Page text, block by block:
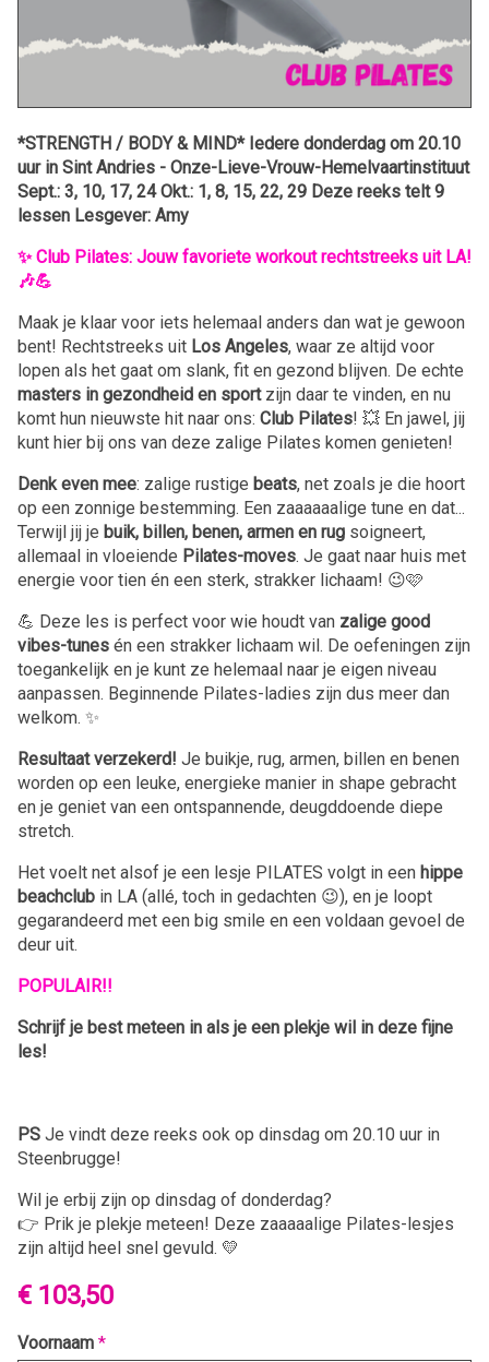
*STRENGTH / BODY & MIND* Iedere donderdag om 20.10
uur in Sint Andries - Onze-Lieve-Vrouw-Hemelvaartinstituut
Sept.: 3, 10, 17, 24 Okt.: 1, 8, 15, 22, 29 Deze reeks telt 9
lessen Lesgever: Amy
✨ Club Pilates: Jouw favoriete workout rechtstreeks uit LA!
🎶💪
Maak je klaar voor iets helemaal anders dan wat je gewoon
bent! Rechtstreeks uit Los Angeles, waar ze altijd voor
lopen als het gaat om slank, fit en gezond blijven. De echte
masters in gezondheid en sport zijn daar te vinden, en nu
komt hun nieuwste hit naar ons: Club Pilates! 💥 En jawel, jij
kunt hier bij ons van deze zalige Pilates komen genieten!
Denk even mee: zalige rustige beats, net zoals je die hoort
op een zonnige bestemming. Een zaaaaaalige tune en dat...
Terwijl jij je buik, billen, benen, armen en rug soigneert,
allemaal in vloeiende Pilates-moves. Je gaat naar huis met
energie voor tien én een sterk, strakker lichaam! 😉🩷
💪 Deze les is perfect voor wie houdt van zalige good
vibes-tunes én een strakker lichaam wil. De oefeningen zijn
toegankelijk en je kunt ze helemaal naar je eigen niveau
aanpassen. Beginnende Pilates-ladies zijn dus meer dan
welkom. ✨
Resultaat verzekerd! Je buikje, rug, armen, billen en benen
worden op een leuke, energieke manier in shape gebracht
en je geniet van een ontspannende, deugddoende diepe
stretch.
Het voelt net alsof je een lesje PILATES volgt in een hippe
beachclub in LA (allé, toch in gedachten 😉), en je loopt
gegarandeerd met een big smile en een voldaan gevoel de
deur uit.
POPULAIR!!
Schrijf je best meteen in als je een plekje wil in deze fijne
les!
PS Je vindt deze reeks ook op dinsdag om 20.10 uur in
Steenbrugge!
Wil je erbij zijn op dinsdag of donderdag?
👉 Prik je plekje meteen! Deze zaaaaalige Pilates-lesjes
zijn altijd heel snel gevuld. 💛
€ 103,50
Voornaam *